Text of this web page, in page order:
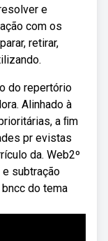
e
com os
retirar,
do repertório
Alinhado à
a ﬁm
pr evistas
da. Web2º
e subtração
do tema